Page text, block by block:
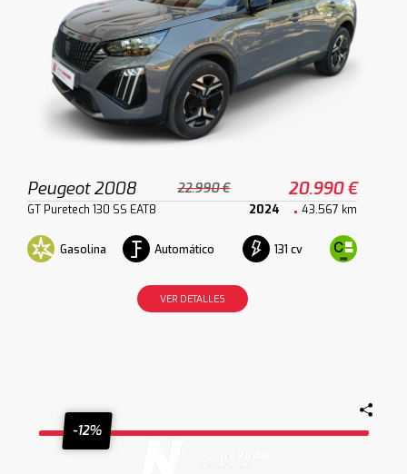
Peugeot 2008 22.990 € 20.990 €
GT Puretech 130 SS EAT8 2024 43.567 km
Gasolina Automático 131 cv
VER DETALLES
-12%